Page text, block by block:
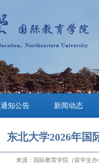
通知公告 新闻动态
东北大学2026年国
来源：国际教育学院（留学生办